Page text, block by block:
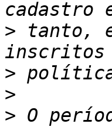
> tanto,
>
>
> O